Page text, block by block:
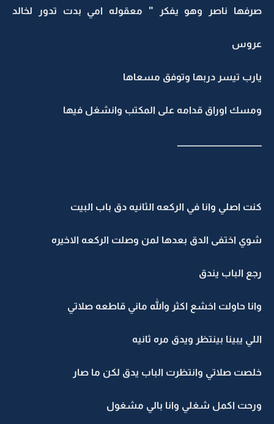
صرفها ناصر وهو يفكر " معقوله امي بدت تدور لخالد
عروس
يارب تيسر دربها وتوفق مسعاها
ومسك اوراق قدامه على المكتب وانشغل فيها
ــــــــــــــــــــــــــــــــــــــــــــــ
كنت اصلي وانا في الركعه الثانيه دق باب البيت
شوي اختفى الدق بعدها لمن وصلت الركعه الاخيره
رجع الباب يندق
وانا حاولت اخشع اكثر والله ماني قاطعه صلاتي
اللي يبينا بينتظر ويدق مره ثانيه
خلصت صلاتي وانتظرت الباب يدق لكن ما صار
ورحت اكمل شغلي وانا بالي مشغول